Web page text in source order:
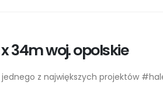
34m woj. opolskie
z największych projektów